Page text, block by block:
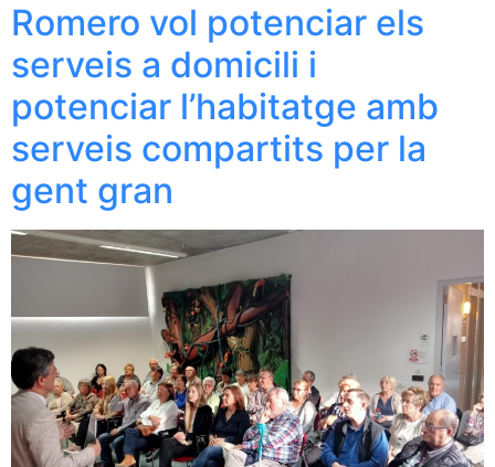
Romero vol potenciar els
serveis a domicili i
potenciar l’habitatge amb
serveis compartits per la
gent gran